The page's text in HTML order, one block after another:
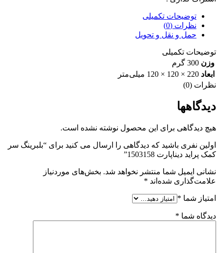
توضیحات تکمیلی
نظرات (0)
حمل و نقل و تحویل
توضیحات تکمیلی
وزن 300 گرم
ابعاد 220 × 120 × 120 میلی‌متر
نظرات (0)
دیدگاهها
هیچ دیدگاهی برای این محصول نوشته نشده است.
اولین نفری باشید که دیدگاهی را ارسال می کنید برای “بلبرینگ سر
کمک پراید دیناپارت 1503158”
نشانی ایمیل شما منتشر نخواهد شد. بخش‌های موردنیاز
علامت‌گذاری شده‌اند *
امتیاز شما *
دیدگاه شما *